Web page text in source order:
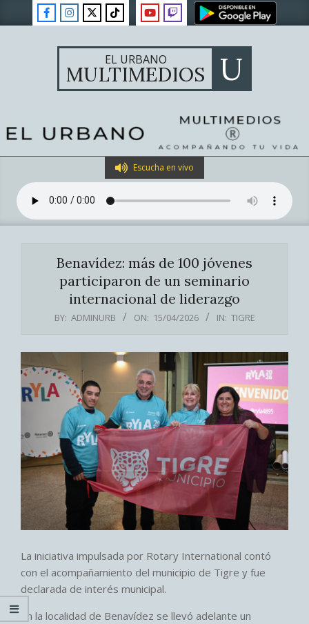
to
EL URBANO
MULTIMEDIOS U
Navigation
Menu
Escucha en vivo
Benavídez: más de 100 jóvenes
participaron de un seminario
internacional de liderazgo
BY: ADMINURB ON: 15/04/2026 IN: TIGRE
La iniciativa impulsada por Rotary International contó
con el acompañamiento del municipio de Tigre y fue
declarada de interés municipal.
En la localidad de Benavídez se llevó adelante un